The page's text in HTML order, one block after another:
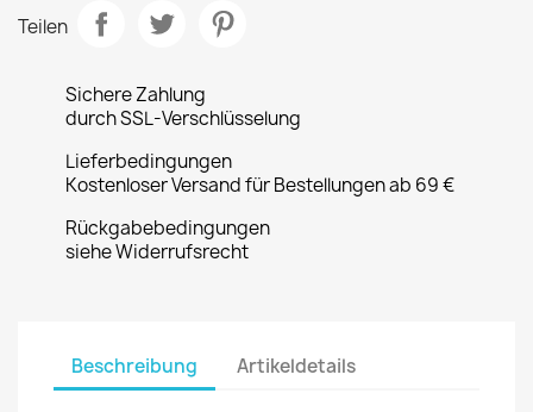
Teilen
Sichere Zahlung
durch SSL-Verschlüsselung
Lieferbedingungen
Kostenloser Versand für Bestellungen ab 69 €
Rückgabebedingungen
siehe Widerrufsrecht
Beschreibung Artikeldetails